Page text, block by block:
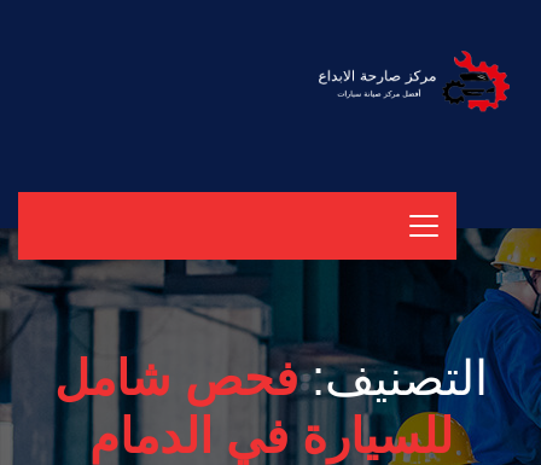
التصنيف:فحص شامل
للسيارة في الدمام